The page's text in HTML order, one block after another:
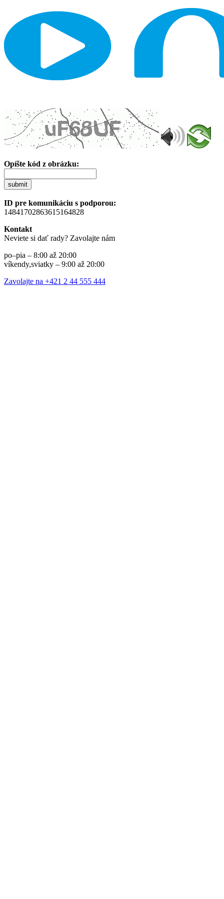
Opíšte kód z obrázku:
submit
ID pre komunikáciu s podporou:
14841702863615164828
Kontakt
Neviete si dať rady? Zavolajte nám
po–pia – 8:00 až 20:00
víkendy,sviatky – 9:00 až 20:00
Zavolajte na +421 2 44 555 444